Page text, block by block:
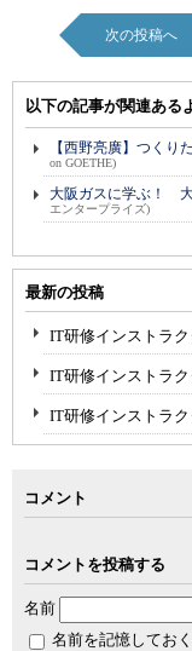
次の投稿へ
以下の記事が関連ある
【西野亮廣】つくり
on GOETHE)
大阪ガスに学ぶ！
エンタープライズ)
最新の投稿
IT研修インストラ
IT研修インストラ
IT研修インストラ
コメント
コメントを投稿する
名前
名前を記憶しておく